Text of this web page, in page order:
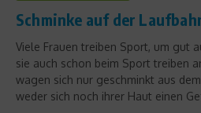
Schminke auf der
Viele Frauen treiben Sport, um gut
sie auch schon beim Sport treiben
wagen sich nur geschminkt aus
weder sich noch ihrer Haut einen